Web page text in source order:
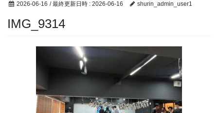
お問い合わせ
資料請求
2026-06-16 / 最終更新日時 : 2026-06-16 shurin_admin_user1
IMG_9314